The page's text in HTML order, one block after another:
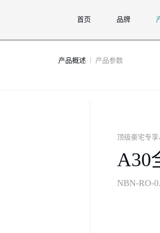
首页 品牌
顶级豪宅专享
A30
NBN-RO-